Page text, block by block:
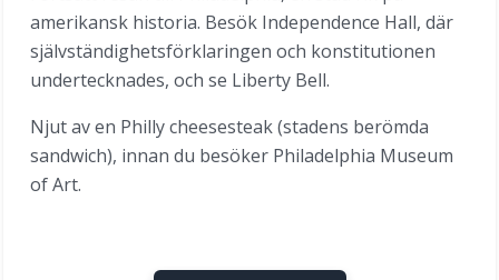
amerikansk historia. Besök Independence Hall, där
självständighetsförklaringen och konstitutionen
undertecknades, och se Liberty Bell.
Njut av en Philly cheesesteak (stadens berömda
sandwich), innan du besöker Philadelphia Museum
of Art.